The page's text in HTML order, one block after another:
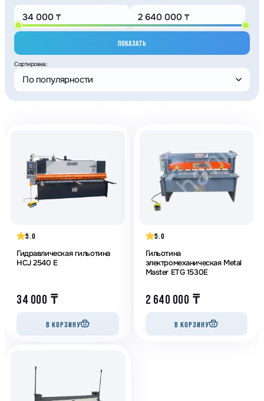
ПОКАЗАТЬ
Сортировка:
По популярности
5.0
Гидравлическая гильотина
HCJ 2540 E
34 000 ₸
В КОРЗИНУ
5.0
Гильотина
электромеханическая Metal
Master ETG 1530E
2 640 000 ₸
В КОРЗИНУ